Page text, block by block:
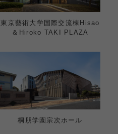
東京藝術大学国際交流棟Hisao
＆Hiroko TAKI PLAZA
桐朋学園宗次ホール